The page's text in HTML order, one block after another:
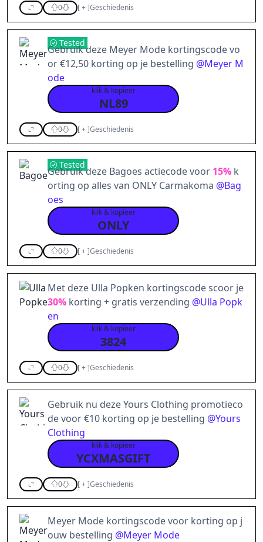
0 [+]Geschiedenis
Tested
Gebruik deze Meyer Mode kortingscode vo
or €12,50 korting op je bestelling @Meyer M
ode
klik & kopieer
NL89
0 [+]Geschiedenis
Tested
Gebruik deze Bagoes actiecode voor 15% k
orting op alles van ONLY Carmakoma @Bag
oes
klik & kopieer
ONLY
0 [+]Geschiedenis
Met deze Ulla Popken kortingscode scoor je
30% korting + gratis verzending @Ulla Popk
en
klik & kopieer
3824
0 [+]Geschiedenis
Gebruik nu deze Yours Clothing promotieco
de voor €10 korting op je bestelling @Yours
Clothing
klik & kopieer
YCXMASGIFT
0 [+]Geschiedenis
Meyer Mode kortingscode voor korting op j
ouw bestelling @Meyer Mode